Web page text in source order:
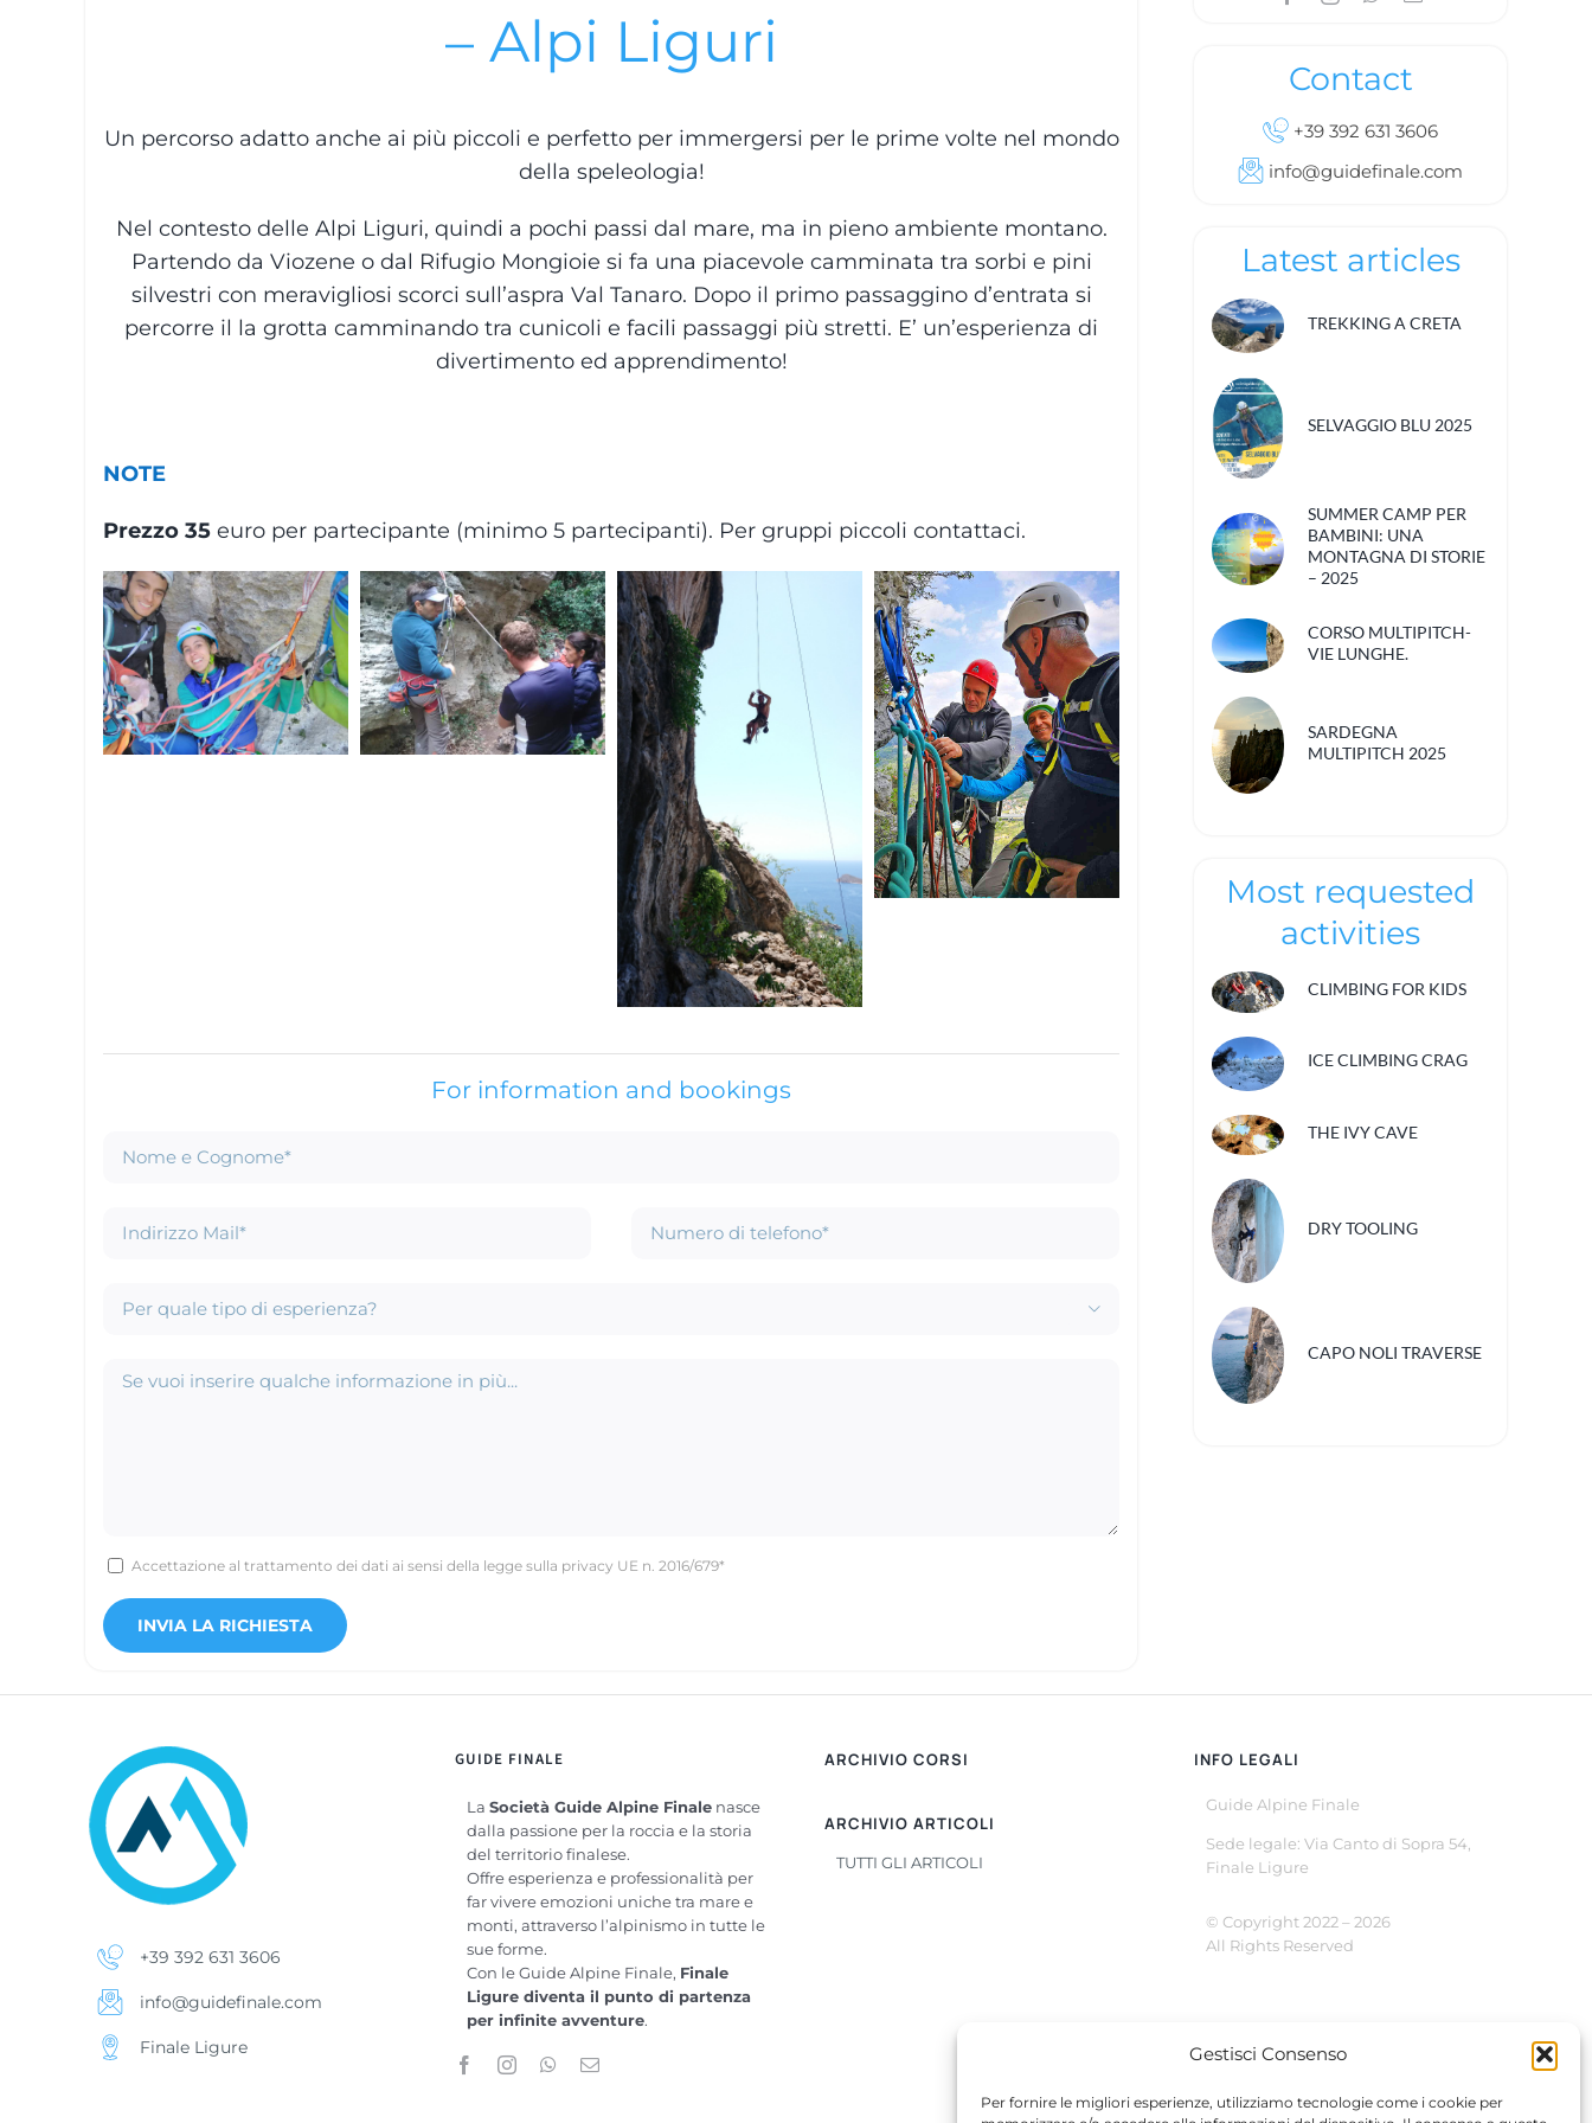
Gestisci Consenso
Per fornire le migliori esperienze, utilizziamo tecnologie come i cookie per
– Alpi Liguri
Un percorso adatto anche ai più piccoli e perfetto per immergersi per le prime volte nel mondo
della speleologia!
Nel contesto delle Alpi Liguri, quindi a pochi passi dal mare, ma in pieno ambiente montano.
Partendo da Viozene o dal Rifugio Mongioie si fa una piacevole camminata tra sorbi e pini
silvestri con meravigliosi scorci sull’aspra Val Tanaro. Dopo il primo passaggino d’entrata si
percorre il la grotta camminando tra cunicoli e facili passaggi più stretti. E’ un’esperienza di
divertimento ed apprendimento!
NOTE
Prezzo 35euro per partecipante (minimo 5 partecipanti). Per gruppi piccoli contattaci.
For information and bookings

Accettazione al trattamento dei dati ai sensi della legge sulla privacy UE n. 2016/679*
Contact
+39 392 631 3606
info@guidefinale.com
Latest articles
TREKKING A CRETA
SELVAGGIO BLU 2025
SUMMER CAMP PER
BAMBINI: UNA
MONTAGNA DI STORIE
– 2025
CORSO MULTIPITCH-
VIE LUNGHE.
SARDEGNA
MULTIPITCH 2025
Most requested
activities
CLIMBING FOR KIDS
ICE CLIMBING CRAG
THE IVY CAVE
DRY TOOLING
CAPO NOLI TRAVERSE
+39 392 631 3606
info@guidefinale.com
Finale Ligure
GUIDE FINALE
La Società Guide Alpine Finalenasce
dalla passione per la roccia e la storia
del territorio finalese.
Offre esperienza e professionalità per
far vivere emozioni uniche tra mare e
monti, attraverso l’alpinismo in tutte le
sue forme.
Con le Guide Alpine Finale, Finale
Ligure diventa il punto di partenza
per infinite avventure.
ARCHIVIO CORSI
ARCHIVIO ARTICOLI
TUTTI GLI ARTICOLI
INFO LEGALI
Guide Alpine Finale
Sede legale: Via Canto di Sopra 54,
Finale Ligure
© Copyright 2022 – 2026
All Rights Reserved